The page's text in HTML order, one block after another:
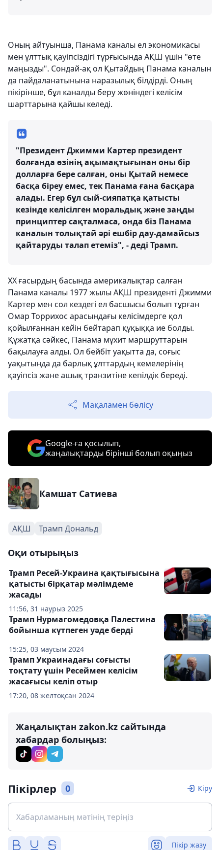
Оның айтуынша, Панама каналы ел экономикасы
мен ұлттық қауіпсіздігі тұрғысында АҚШ үшін "өте
маңызды". Сондай-ақ ол Қытайдың Панама каналын
да пайдаланатынына наразылық білдірді. Оның
пікірінше, бұл каналды беру жөніндегі келісім
шарттарына қайшы келеді.
"Президент Джимми Картер президент
болғанда өзінің ақымақтығынан оны бір
долларға бере салған, оны Қытай немесе
басқа біреу емес, тек Панама ғана басқара
алады. Егер бұл сый-сияпатқа қатысты
кезінде келісілген моральдық және заңды
принциптер сақталмаса, онда біз Панама
каналын толықтай әрі ешбір дау-дамайсыз
қайтаруды талап етеміз", - деді Трамп.
ХХ ғасырдың басында америкалықтар салған
Панама каналы 1977 жылы АҚШ президенті Джимми
Картер мен сол кездегі ел басшысы болып тұрған
Омар Торрихос арасындағы келісімдерге қол
қойылғаннан кейін бейтарап құқыққа ие болды.
Құжатқа сәйкес, Панама мұхит маршруттарын
бақылауға алды. Ол бейбіт уақытта да, соғыс
уақытында да барлық ұлттардың кемелерінің
қауіпсіз және ашық транзитіне кепілдік береді.
Мақаламен бөлісу
Google-ға қосылып,
жаңалықтарды бірінші болып оқыңыз
Камшат Сатиева
АҚШ Трамп Дональд
Оқи отырыңыз
11:56, 31 наурыз 2025
Трамп Ресей-Украина қақтығысына
қатысты бірқатар мәлімдеме
жасады
15:25, 03 маусым 2024
Трамп Нурмагомедовқа Палестина
бойынша күтпеген уәде берді
17:20, 08 желтоқсан 2024
Трамп Украинадағы соғысты
тоқтату үшін Ресеймен келісім
жасағысы келіп отыр
Жаңалықтан zakon.kz сайтында
хабардар болыңыз:
Пікірлер 0 Кіру
Пікір жазу